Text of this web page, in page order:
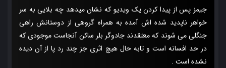
جیمز پس از پیدا کردن یک ویدیو که نشان میدهد چه بلایی به سر
خواهر ناپدید شده اش آمده به همراه گروهی از دوستانش راهی
جنگلی می شوند که معتقدند جادوگر بلر ساکن آنجاست موجودی که
در حد افسانه است و تابه حال هیچ اثری جز چند رد پا از آن دیده
نشده است .